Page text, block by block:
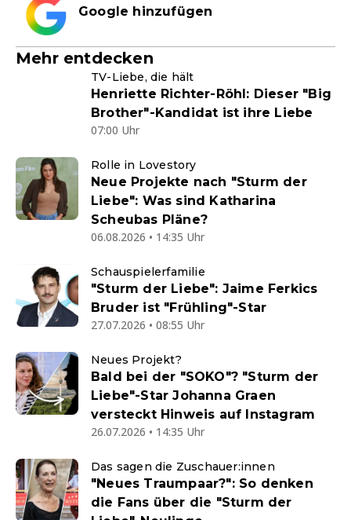
Google hinzufügen
Mehr entdecken
TV-Liebe, die hält
Henriette Richter-Röhl: Dieser "Big
Brother"-Kandidat ist ihre Liebe
07:00 Uhr
Rolle in Lovestory
Neue Projekte nach "Sturm der
Liebe": Was sind Katharina
Scheubas Pläne?
06.08.2026 • 14:35 Uhr
Schauspielerfamilie
"Sturm der Liebe": Jaime Ferkics
Bruder ist "Frühling"-Star
27.07.2026 • 08:55 Uhr
Neues Projekt?
Bald bei der "SOKO"? "Sturm der
Liebe"-Star Johanna Graen
versteckt Hinweis auf Instagram
26.07.2026 • 14:35 Uhr
Das sagen die Zuschauer:innen
"Neues Traumpaar?": So denken
die Fans über die "Sturm der